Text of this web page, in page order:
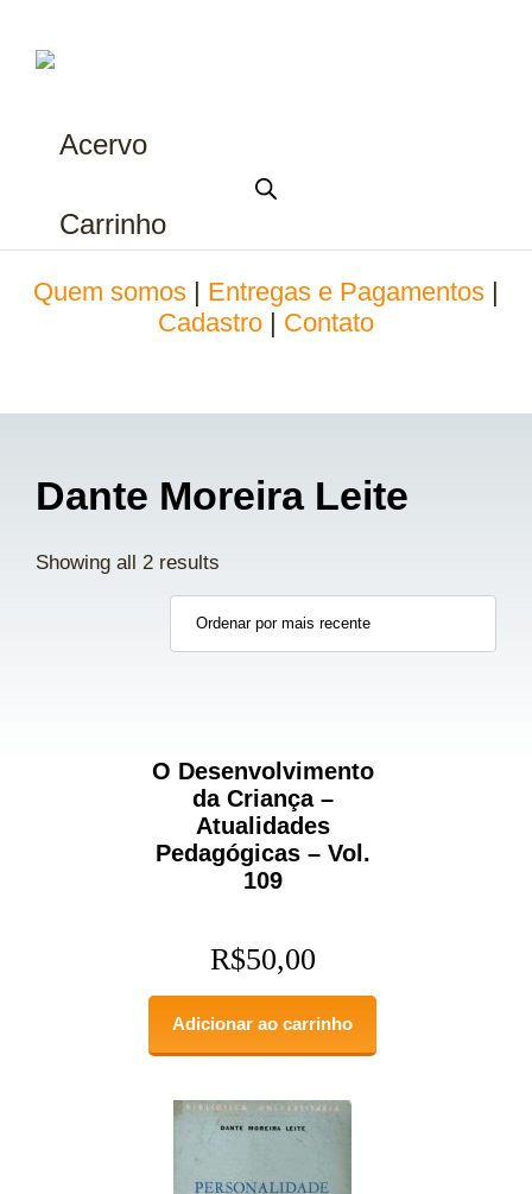
Acervo
Carrinho
Quem somos Entregas e Pagamentos
Cadastro
Contato
Dante Moreira Leite
Showing all 2 results
O Desenvolvimento
da Criança –
Atualidades
Pedagógicas – Vol.
109
R$50,00
Adicionar ao carrinho